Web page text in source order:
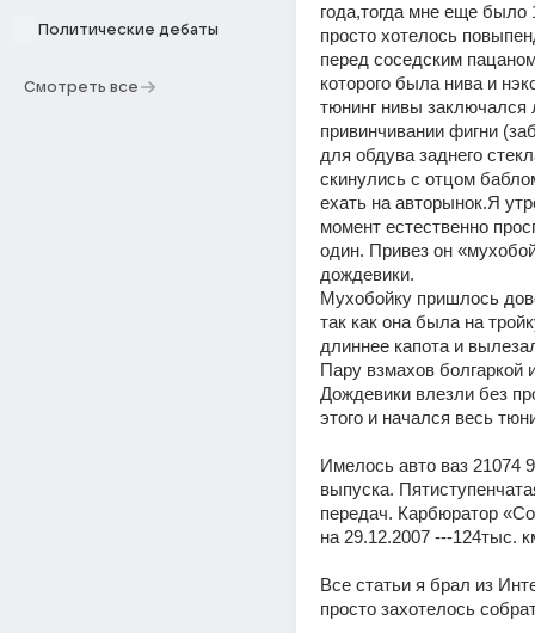
Политические дебаты
Смотреть все
года,тогда мне еще было
просто хотелось
перед соседским
которого была нива и
тюнинг нивы заключался
привинчивании фигни
для обдува заднего
скинулись с отцом
ехать на авторынок.Я
момент естественно
один. Привез он
дождевики.
Мухобойку пришлось
так как она была на
длиннее капота и
Пару взмахов болгаркой
Дождевики влезли без
этого и начался весь
Имелось авто ваз 21074
выпуска.
передач. Карбюратор
на 29.12.2007 ---124тыс.
Все статьи я брал из
просто захотелось